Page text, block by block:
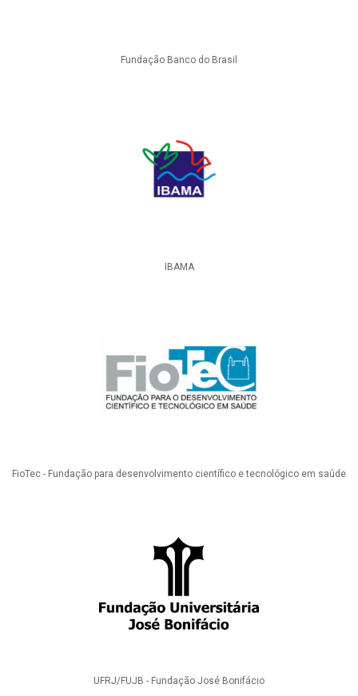
Fundação Banco do Brasil
IBAMA
FioTec - Fundação para desenvolvimento científico e tecnológico em saúde
UFRJ/FUJB - Fundação José Bonifácio